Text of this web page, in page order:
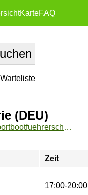
KarteFAQ
(DEU)
https://www.fu-sport.de/angebote/aktueller_zeitraum/_Sportbootfuehrerschein_See_-_Theorie__DEU_.html
Zeit
17:00-20:00